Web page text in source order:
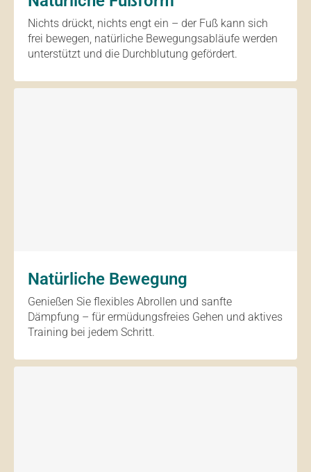
Nichts drückt, nichts engt ein – der Fuß kann sich
frei bewegen, natürliche Bewegungsabläufe werden
unterstützt und die Durchblutung gefördert.
Natürliche Bewegung
Genießen Sie flexibles Abrollen und sanfte
Dämpfung – für ermüdungsfreies Gehen und aktives
Training bei jedem Schritt.